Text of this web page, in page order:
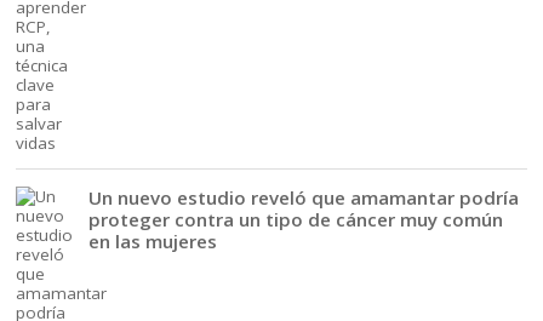
Un nuevo estudio reveló que amamantar podría
proteger contra un tipo de cáncer muy común
en las mujeres